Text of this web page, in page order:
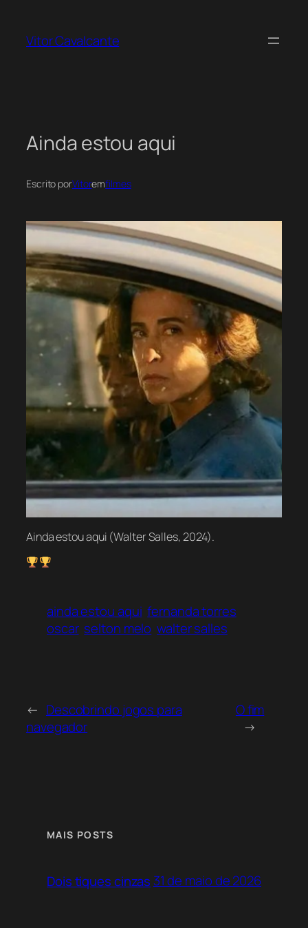
Vitor Cavalcante
Ainda estou aqui
Escrito porVitoremfilmes
Ainda estou aqui (Walter Salles, 2024).
ainda estou aqui fernanda torres
oscar selton melo walter salles
← Descobrindo jogos para
navegador
O fim
→
MAIS POSTS
Dois tiques cinzas 31 de maio de 2026